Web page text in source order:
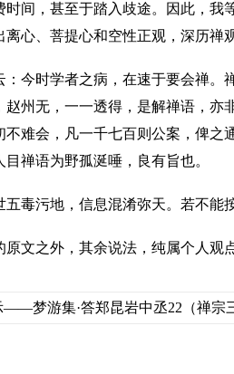
时间，甚至于踏入歧途。因此，我
心、菩提心和空性正观，深历禅
：今时学者之病，在速于要会禅
赵州无，一一透得，是解禅语，
不难会，凡一千七百则公案，俾
禅语为野孤涎唾，良有旨也。
毒污地，信息混淆弥天。若不能
文之外，其余说法，纯属个人观
梦游集·答郑昆岩中丞22（禅宗